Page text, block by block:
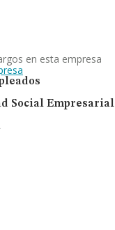
en esta empresa
Social Empresarial